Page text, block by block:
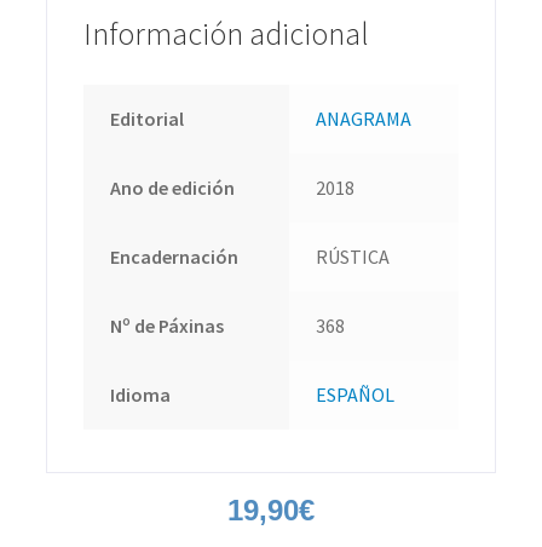
Información adicional
Editorial ANAGRAMA
Ano de edición 2018
Encadernación RÚSTICA
Nº de Páxinas 368
Idioma ESPAÑOL
19,90€